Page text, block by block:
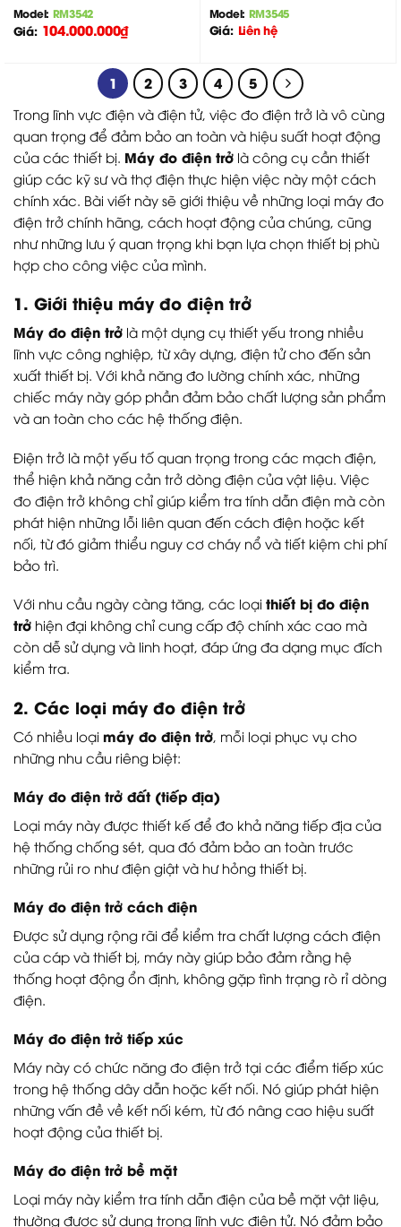
Model: RM3542
Giá: 104.000.000₫
Model: RM3545
Giá: Liên hệ
1 2 3 4 5
Trong lĩnh vực điện và điện tử, việc đo điện trở là vô cùng
quan trọng để đảm bảo an toàn và hiệu suất hoạt động
của các thiết bị. Máy đo điện trở là công cụ cần thiết
giúp các kỹ sư và thợ điện thực hiện việc này một cách
chính xác. Bài viết này sẽ giới thiệu về những loại máy đo
điện trở chính hãng, cách hoạt động của chúng, cũng
như những lưu ý quan trọng khi bạn lựa chọn thiết bị phù
hợp cho công việc của mình.
1. Giới thiệu máy đo điện trở
Máy đo điện trở là một dụng cụ thiết yếu trong nhiều
lĩnh vực công nghiệp, từ xây dựng, điện tử cho đến sản
xuất thiết bị. Với khả năng đo lường chính xác, những
chiếc máy này góp phần đảm bảo chất lượng sản phẩm
và an toàn cho các hệ thống điện.
Điện trở là một yếu tố quan trọng trong các mạch điện,
thể hiện khả năng cản trở dòng điện của vật liệu. Việc
đo điện trở không chỉ giúp kiểm tra tính dẫn điện mà còn
phát hiện những lỗi liên quan đến cách điện hoặc kết
nối, từ đó giảm thiểu nguy cơ cháy nổ và tiết kiệm chi phí
bảo trì.
Với nhu cầu ngày càng tăng, các loại thiết bị đo điện
trở hiện đại không chỉ cung cấp độ chính xác cao mà
còn dễ sử dụng và linh hoạt, đáp ứng đa dạng mục đích
kiểm tra.
2. Các loại máy đo điện trở
Có nhiều loại máy đo điện trở , mỗi loại phục vụ cho
những nhu cầu riêng biệt:
Máy đo điện trở đất (tiếp địa)
Loại máy này được thiết kế để đo khả năng tiếp địa của
hệ thống chống sét, qua đó đảm bảo an toàn trước
những rủi ro như điện giật và hư hỏng thiết bị.
Máy đo điện trở cách điện
Được sử dụng rộng rãi để kiểm tra chất lượng cách điện
của cáp và thiết bị, máy này giúp bảo đảm rằng hệ
thống hoạt động ổn định, không gặp tình trạng rò rỉ dòng
điện.
Máy đo điện trở tiếp xúc
Máy này có chức năng đo điện trở tại các điểm tiếp xúc
trong hệ thống dây dẫn hoặc kết nối. Nó giúp phát hiện
những vấn đề về kết nối kém, từ đó nâng cao hiệu suất
hoạt động của thiết bị.
Máy đo điện trở bề mặt
Loại máy này kiểm tra tính dẫn điện của bề mặt vật liệu,
thường được sử dụng trong lĩnh vực điện tử. Nó đảm bảo